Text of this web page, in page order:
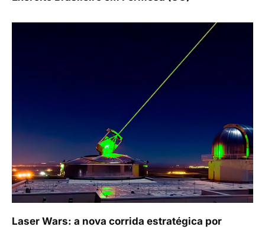
Laser Wars: a nova corrida estratégica por